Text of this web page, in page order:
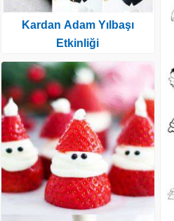
Kardan Adam Yılbaşı
Etkinliği